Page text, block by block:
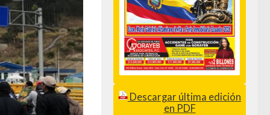
Descargar última edición
en PDF